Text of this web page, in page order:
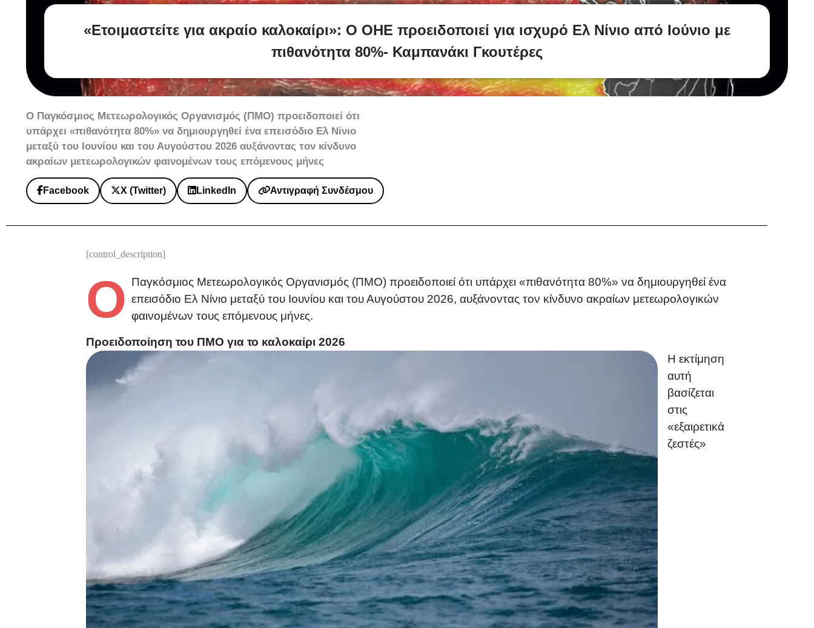
«Ετοιμαστείτε για ακραίο καλοκαίρι»: Ο ΟΗΕ προειδοποιεί για ισχυρό Ελ Νίνιο από Ιούνιο με
πιθανότητα 80%- Καμπανάκι Γκουτέρες
Ο Παγκόσμιος Μετεωρολογικός Οργανισμός (ΠΜΟ) προειδοποιεί ότι
υπάρχει «πιθανότητα 80%» να δημιουργηθεί ένα επεισόδιο Ελ Νίνιο
μεταξύ του Ιουνίου και του Αυγούστου 2026 αυξάνοντας τον κίνδυνο
ακραίων μετεωρολογικών φαινομένων τους επόμενους μήνες
Facebook X (Twitter) LinkedIn Αντιγραφή Συνδέσμου
[control_description]
Ο Παγκόσμιος Μετεωρολογικός Οργανισμός (ΠΜΟ) προειδοποιεί ότι υπάρχει «πιθανότητα 80%» να δημιουργηθεί ένα
επεισόδιο Ελ Νίνιο μεταξύ του Ιουνίου και του Αυγούστου 2026, αυξάνοντας τον κίνδυνο ακραίων μετεωρολογικών
φαινομένων τους επόμενους μήνες.
Προειδοποίηση του ΠΜΟ για το καλοκαίρι 2026
Η εκτίμηση
αυτή
βασίζεται
στις
«εξαιρετικά
ζεστές»